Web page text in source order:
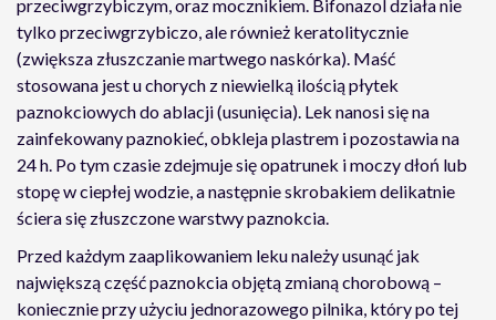
przeciwgrzybiczym, oraz mocznikiem. Bifonazol działa nie
tylko przeciwgrzybiczo, ale również keratolitycznie
(zwiększa złuszczanie martwego naskórka). Maść
stosowana jest u chorych z niewielką ilością płytek
paznokciowych do ablacji (usunięcia). Lek nanosi się na
zainfekowany paznokieć, obkleja plastrem i pozostawia na
24 h. Po tym czasie zdejmuje się opatrunek i moczy dłoń lub
stopę w ciepłej wodzie, a następnie skrobakiem delikatnie
ściera się złuszczone warstwy paznokcia.
Przed każdym zaaplikowaniem leku należy usunąć jak
największą część paznokcia objętą zmianą chorobową –
koniecznie przy użyciu jednorazowego pilnika, który po tej